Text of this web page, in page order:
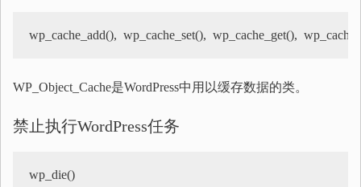
wp_cache_add(),  wp_cache_set(),  wp_cache_get(),
WP_Object_Cache是WordPress中用以缓存数据的类。
禁止执行WordPress任务